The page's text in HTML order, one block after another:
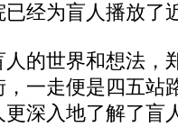
已经为盲人播放了
世界和想法，
一走便是四五站
更深入地了解了盲